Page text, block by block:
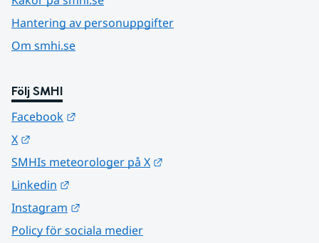
Hantering av personuppgifter
Om smhi.se
Följ SMHI
Facebook
X
SMHIs meteorologer på X
Linkedin
Instagram
Policy för sociala medier